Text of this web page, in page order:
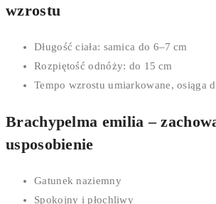
wzrostu
Długość ciała: samica do 6–7 cm
Rozpiętość odnóży: do 15 cm
Tempo wzrostu umiarkowane, osiąga
Brachypelma emilia –
usposobienie
Gatunek naziemny
Spokojny i płochliwy